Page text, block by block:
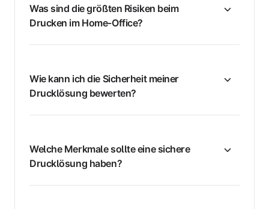
Was sind die größten Risiken beim
Drucken im Home-Office?
Wie kann ich die Sicherheit meiner
Drucklösung bewerten?
Welche Merkmale sollte eine sichere
Drucklösung haben?